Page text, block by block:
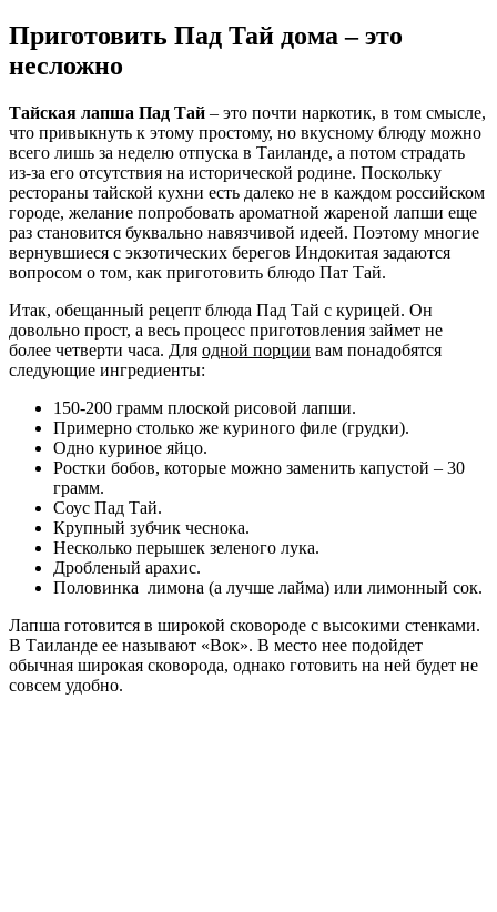
Приготовить Пад Тай дома – это
несложно
Тайская лапша Пад Тай – это почти наркотик, в том смысле,
что привыкнуть к этому простому, но вкусному блюду можно
всего лишь за неделю отпуска в Таиланде, а потом страдать
из-за его отсутствия на исторической родине. Поскольку
рестораны тайской кухни есть далеко не в каждом российском
городе, желание попробовать ароматной жареной лапши еще
раз становится буквально навязчивой идеей. Поэтому многие
вернувшиеся с экзотических берегов Индокитая задаются
вопросом о том, как приготовить блюдо Пат Тай.
Итак, обещанный рецепт блюда Пад Тай с курицей. Он
довольно прост, а весь процесс приготовления займет не
более четверти часа. Для одной порции вам понадобятся
следующие ингредиенты:
150-200 грамм плоской рисовой лапши.
Примерно столько же куриного филе (грудки).
Одно куриное яйцо.
Ростки бобов, которые можно заменить капустой – 30
грамм.
Соус Пад Тай.
Крупный зубчик чеснока.
Несколько перышек зеленого лука.
Дробленый арахис.
Половинка лимона (а лучше лайма) или лимонный сок.
Лапша готовится в широкой сковороде с высокими стенками.
В Таиланде ее называют «Вок». В место нее подойдет
обычная широкая сковорода, однако готовить на ней будет не
совсем удобно.